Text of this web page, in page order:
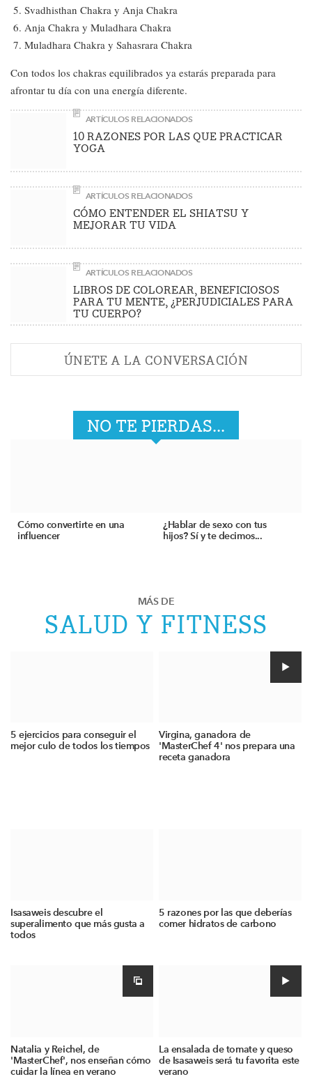
Svadhisthan Chakra y Anja Chakra
Anja Chakra y Muladhara Chakra
Muladhara Chakra y Sahasrara Chakra
Con todos los chakras equilibrados ya estarás preparada para
afrontar tu día con una energía diferente.
ARTÍCULOS RELACIONADOS
10 RAZONES POR LAS QUE PRACTICAR
YOGA
ARTÍCULOS RELACIONADOS
CÓMO ENTENDER EL SHIATSU Y
MEJORAR TU VIDA
ARTÍCULOS RELACIONADOS
LIBROS DE COLOREAR, BENEFICIOSOS
PARA TU MENTE, ¿PERJUDICIALES PARA
TU CUERPO?
ÚNETE A LA CONVERSACIÓN
NO TE PIERDAS...
Cómo convertirte en una
influencer
¿Hablar de sexo con tus
hijos? Sí y te decimos...
MÁS DE
SALUD Y FITNESS
5 ejercicios para conseguir el
mejor culo de todos los tiempos
Virgina, ganadora de
'MasterChef 4' nos prepara una
receta ganadora
Isasaweis descubre el
superalimento que más gusta a
todos
5 razones por las que deberías
comer hidratos de carbono
Natalia y Reichel, de
'MasterChef', nos enseñan cómo
cuidar la línea en verano
La ensalada de tomate y queso
de Isasaweis será tu favorita este
verano